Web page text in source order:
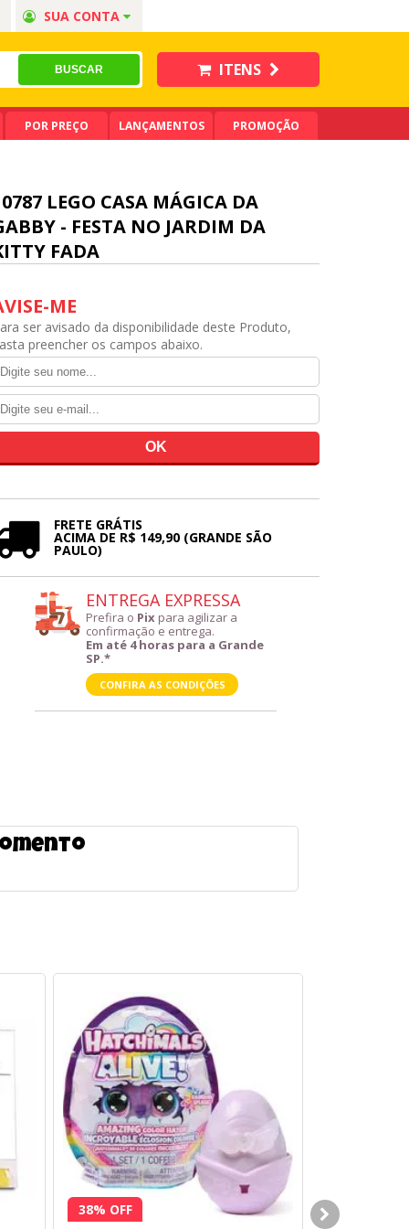
SUA CONTA
ITENS
POR PREÇO LANÇAMENTOS PROMOÇÃO
LEGO CASA MÁGICA DA
- FESTA NO JARDIM DA
FADA
ME
ser avisado da disponibilidade deste Produto,
preencher os campos abaixo.
FRETE GRÁTIS
ACIMA DE R$ 149,90 (GRANDE SÃO
PAULO)
ENTREGA EXPRESSA
Prefira o Pix para agilizar a
confirmação e entrega.
Em até 4 horas para a Grande
SP.*
CONFIRA AS CONDIÇÕES
38% OFF
38% OFF